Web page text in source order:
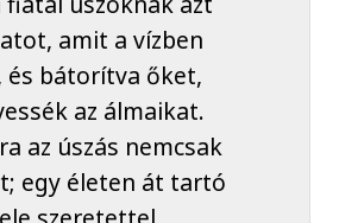
amit a vízben
és bátorítva őket,
az álmaikat.
az úszás nemcsak
egy életen át tartó